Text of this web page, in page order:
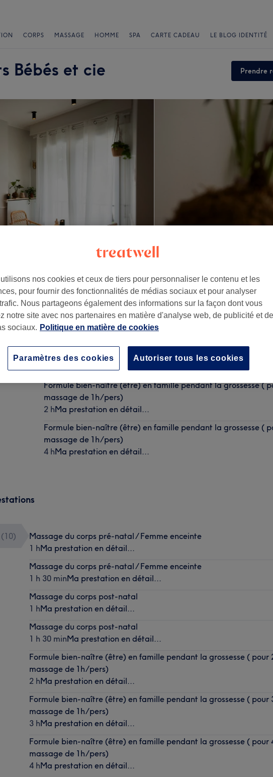
CORPS MASSAGE HOMME SPA CARTE CADEAU LE BLOG IDENTITÉ
Bébés et cie Prendre
massage de 1h/pers)
Formule bien-naître (être) en famille pendant la grossesse (
massage de 1h/pers)
2 hMa prestation en détail...
Formule bien-naître (être) en famille pendant la grossesse (
massage de 1h/pers)
4 hMa prestation en détail...
(10)
Massage du corps pré-natal / Femme enceinte
1 hMa prestation en détail...
Massage du corps pré-natal / Femme enceinte
1 h 30 minMa prestation en détail...
Massage du corps post-natal
1 hMa prestation en détail...
Massage du corps post-natal
1 h 30 minMa prestation en détail...
Formule bien-naître (être) en famille pendant la grossesse ( pour
massage de 1h/pers)
2 hMa prestation en détail...
Formule bien-naître (être) en famille pendant la grossesse ( pour
massage de 1h/pers)
3 hMa prestation en détail...
Formule bien-naître (être) en famille pendant la grossesse ( pour
massage de 1h/pers)
4 hMa prestation en détail...
nos cookies et ceux de tiers pour personnaliser le contenu et les
pour fournir des fonctionnalités de médias sociaux et pour analyser
Nous partageons également des informations sur la façon dont vous
notre site avec nos partenaires en matière d'analyse web, de publicité et de
sociaux. Politique en matière de cookies
Autoriser tous les cookies
Paramètres des cookies